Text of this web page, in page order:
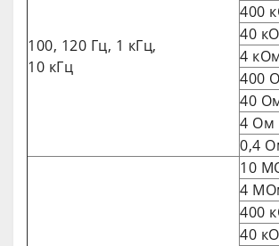
100, 120 Гц, 1 кГц,
10 кГц
400
40
4
400
40
4 Ом
0,4
10
4
400
40